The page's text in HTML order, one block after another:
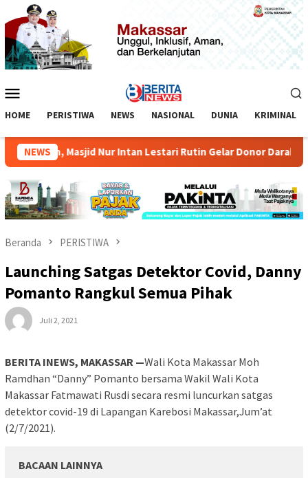
Loncat
ke
konten
Mobile
HOME PERISTIWA NEWS NASIONAL DUNIA KRIMINAL
NEWS
Masjid Nur Intan Lestari Rutin Gelar Donor Darah
Beranda PERISTIWA
Launching Satgas Detektor Covid, Danny
Pomanto Rangkul Semua Pihak
Juli 2, 2021
BERITA INEWS, MAKASSAR —Wali Kota Makassar Moh
Ramdhan “Danny” Pomanto bersama Wakil Wali Kota
Makassar Fatmawati Rusdi secara resmi luncurkan satgas
detektor covid-19 di Lapangan Karebosi Makassar,Jum’at
(2/7/2021).
BACAAN LAINNYA